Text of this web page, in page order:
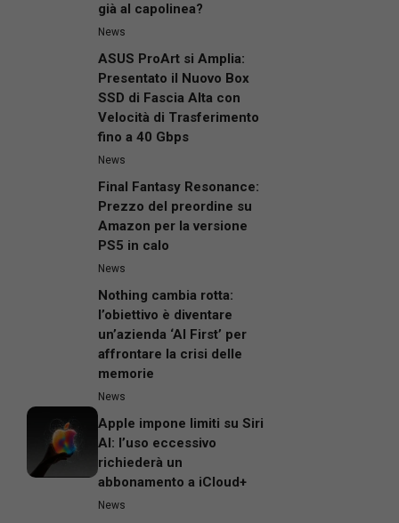
già al capolinea?
News
ASUS ProArt si Amplia:
Presentato il Nuovo Box
SSD di Fascia Alta con
Velocità di Trasferimento
fino a 40 Gbps
News
Final Fantasy Resonance:
Prezzo del preordine su
Amazon per la versione
PS5 in calo
News
Nothing cambia rotta:
l’obiettivo è diventare
un’azienda ‘AI First’ per
affrontare la crisi delle
memorie
News
Apple impone limiti su Siri
AI: l’uso eccessivo
richiederà un
abbonamento a iCloud+
News